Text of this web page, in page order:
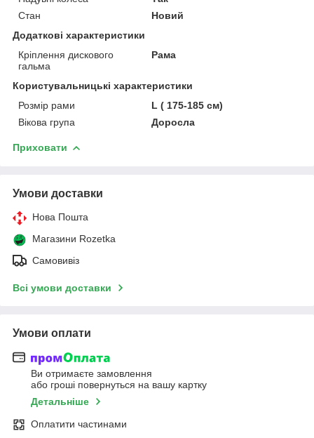
Стан
Новий
Додаткові характеристики
Кріплення дискового
гальма
Рама
Користувальницькі характеристики
Розмір рами
L ( 175-185 см)
Вікова група
Доросла
Приховати
Умови доставки
Нова Пошта
Магазини Rozetka
Самовивіз
Всі умови доставки
Умови оплати
Ви отримаєте замовлення
або гроші повернуться на вашу картку
Детальніше
Оплатити частинами